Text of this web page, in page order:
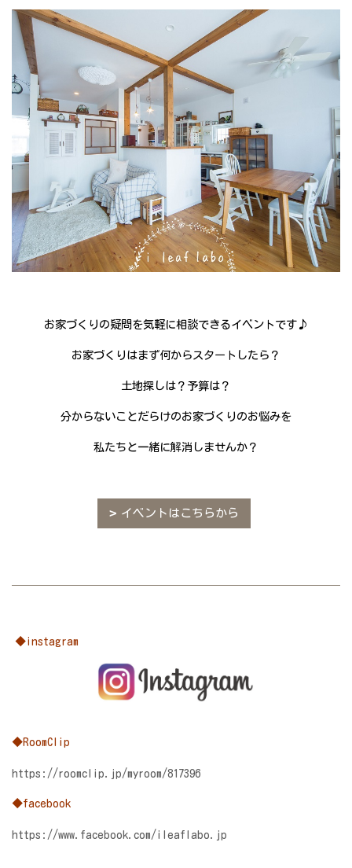
お家づくりの疑問を気軽に相談できるイベントです♪
お家づくりはまず何からスタートしたら？
土地探しは？予算は？
分からないことだらけのお家づくりのお悩みを
私たちと一緒に解消しませんか？
イベントはこちらから
◆instagram
◆RoomClip
https://roomclip.jp/myroom/817396
◆facebook
https://www.facebook.com/ileaflabo.jp